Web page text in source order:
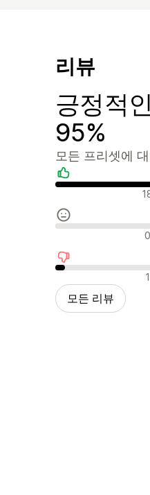
리뷰
긍정적
95%
모든 프리셋에
긍정적인 리뷰
중립적인 리뷰 0
부정적인 리뷰 1
모든 리뷰